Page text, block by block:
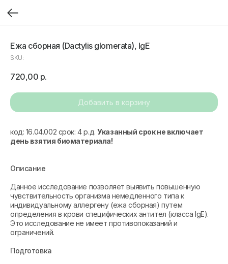
Ежа сборная (Dactylis glomerata), IgE
SKU:
720,00 р.
Добавить в корзину
код: 16.04.002 срок: 4 р.д.Указанный срок не включает
день взятия биоматериала!
Описание
Данное исследование позволяет выявить повышенную
чувствительность организма немедленного типа к
индивидуальному аллергену (ежа сборная) путем
определения в крови специфических антител (класса IgE).
Это исследование не имеет противопоказаний и
ограничений.
Подготовка